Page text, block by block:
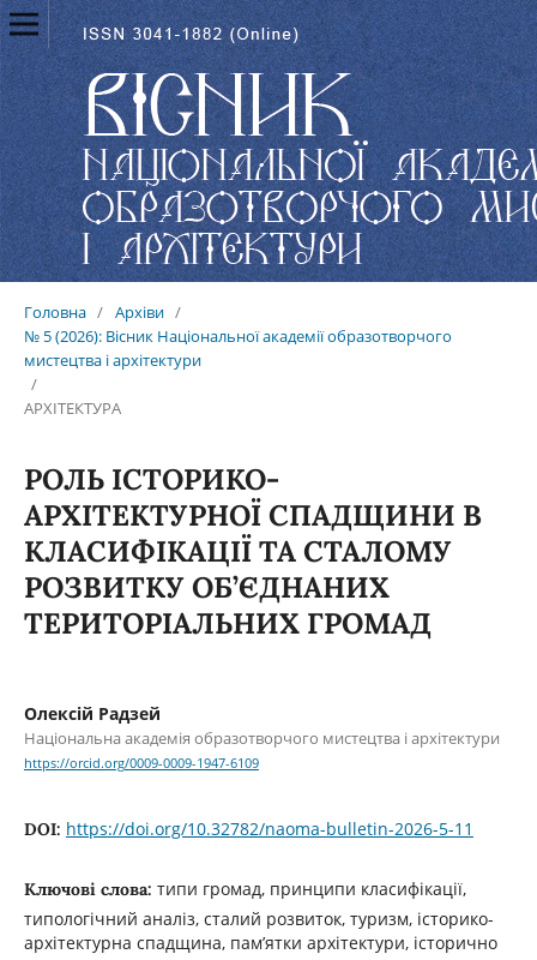
Головна / Архіви /
№ 5 (2026): Вісник Національної академії образотворчого
мистецтва і архітектури
/
АРХІТЕКТУРА
РОЛЬ ІСТОРИКО-
АРХІТЕКТУРНОЇ СПАДЩИНИ В
КЛАСИФІКАЦІЇ ТА СТАЛОМУ
РОЗВИТКУ ОБ’ЄДНАНИХ
ТЕРИТОРІАЛЬНИХ ГРОМАД
Олексій Радзей
Національна академія образотворчого мистецтва і архітектури
https://orcid.org/0009-0009-1947-6109
DOI: https://doi.org/10.32782/naoma-bulletin-2026-5-11
Ключові слова: типи громад, принципи класифікації,
типологічний аналіз, сталий розвиток, туризм, історико-
архітектурна спадщина, пам’ятки архітектури, історично